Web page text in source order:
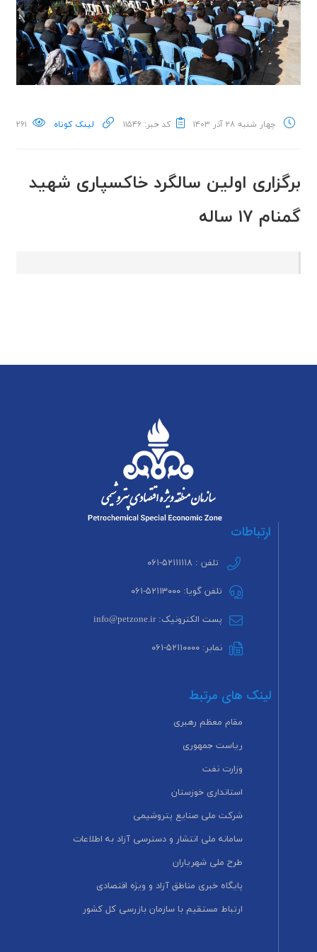
چهار شنبه ۲۸ آذر ۱۴۰۳ کد خبر: ۱۱۵۴۶ لینک کوتاه ۲۶۱
برگزاری اولین سالگرد خاکسپاری شهید
گمنام ۱۷ ساله
ارتباطات
تلفن : ۵۲۱۱۱۱۱۸-۰۶۱
تلفن گویا: ۵۲۱۱۳۰۰۰-۰۶۱
پست الکترونیک: info@petzone.ir
نمابر: ۵۲۱۱۰۰۰۰-۰۶۱
لینک های مرتبط
مقام معظم رهبری
ریاست جمهوری
وزارت نفت
استانداری خوزستان
شرکت ملی صنایع پتروشیمی
سامانه ملی انتشار و دسترسی آزاد به اطلاعات
طرح ملی شهریاران
پایگاه خبری مناطق آزاد و ویژه اقتصادی
ارتباط مستقیم با سازمان بازرسی کل کشور